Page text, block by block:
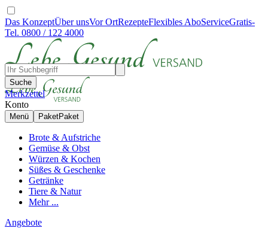
Das KonzeptÜber unsVor OrtRezepteFlexibles AboServiceGratis-
Tel. 0800 / 122 4000
Suche
Merkzettel
Konto
Menü PaketPaket
Brote & Aufstriche
Gemüse & Obst
Würzen & Kochen
Süßes & Geschenke
Getränke
Tiere & Natur
Mehr ...
Angebote